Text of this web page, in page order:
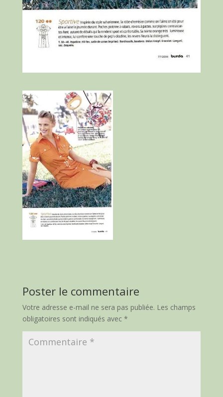
Poster le commentaire
Votre adresse e-mail ne sera pas publiée. Les champs
obligatoires sont indiqués avec *